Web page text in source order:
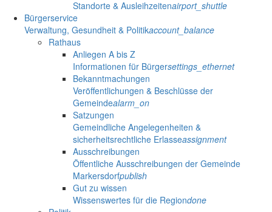
Standorte & Ausleihzeitenairport_shuttle
Bürgerservice
Verwaltung, Gesundheit & Politikaccount_balance
Rathaus
Anliegen A bis Z
Informationen für Bürgersettings_ethernet
Bekanntmachungen
Veröffentlichungen & Beschlüsse der
Gemeindealarm_on
Satzungen
Gemeindliche Angelegenheiten &
sicherheitsrechtliche Erlasseassignment
Ausschreibungen
Öffentliche Ausschreibungen der Gemeinde
Markersdorfpublish
Gut zu wissen
Wissenswertes für die Regiondone